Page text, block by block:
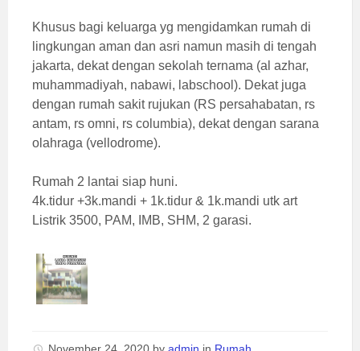
Khusus bagi keluarga yg mengidamkan rumah di
lingkungan aman dan asri namun masih di tengah
jakarta, dekat dengan sekolah ternama (al azhar,
muhammadiyah, nabawi, labschool). Dekat juga
dengan rumah sakit rujukan (RS persahabatan, rs
antam, rs omni, rs columbia), dekat dengan sarana
olahraga (vellodrome).
Rumah 2 lantai siap huni.
4k.tidur +3k.mandi + 1k.tidur & 1k.mandi utk art
Listrik 3500, PAM, IMB, SHM, 2 garasi.